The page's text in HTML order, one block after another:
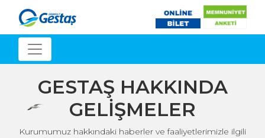
GESTAŞ HAKKINDA
GELİŞMELER
Kurumumuz hakkındaki haberler ve faaliyetlerimizle ilgili